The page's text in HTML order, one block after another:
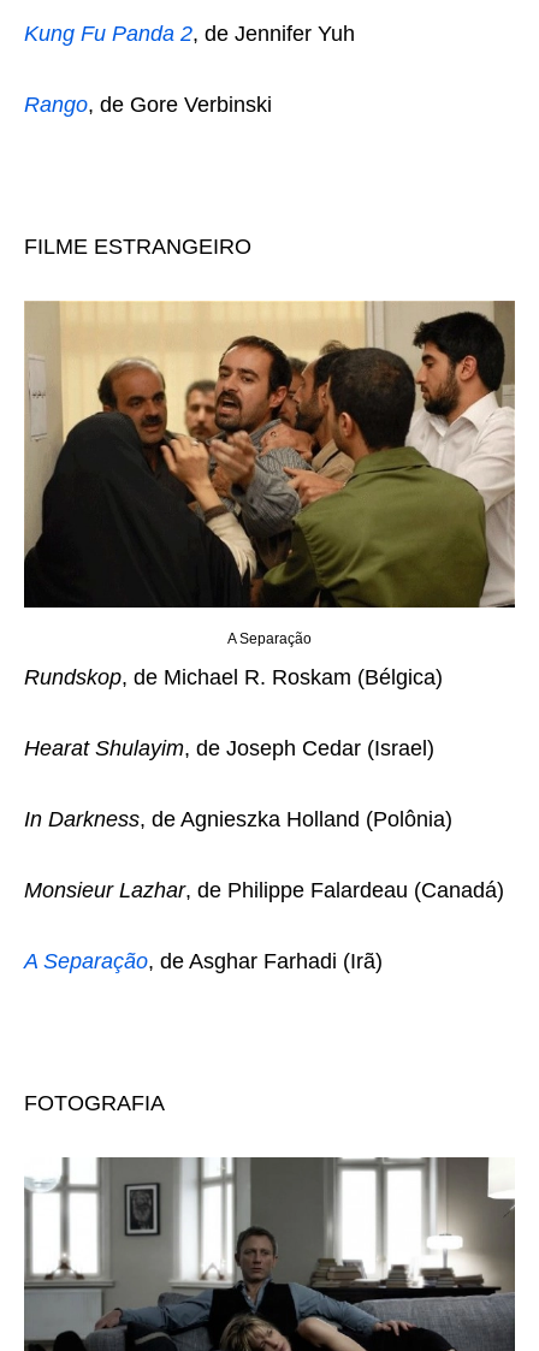
Kung Fu Panda 2, de Jennifer Yuh
Rango, de Gore Verbinski
FILME ESTRANGEIRO
A Separação
Rundskop, de Michael R. Roskam (Bélgica)
Hearat Shulayim, de Joseph Cedar (Israel)
In Darkness, de Agnieszka Holland (Polônia)
Monsieur Lazhar, de Philippe Falardeau (Canadá)
A Separação, de Asghar Farhadi (Irã)
FOTOGRAFIA